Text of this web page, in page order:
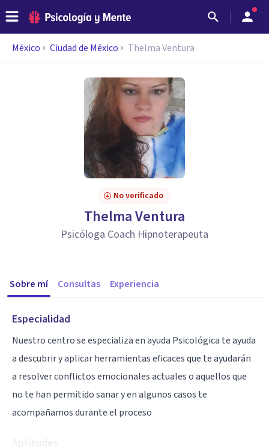
México Ciudad de México Thelma Ventura
No verificado
Thelma Ventura
Psicóloga Coach Hipnoterapeuta
Sobre mí Consultas Experiencia
Especialidad
Nuestro centro se especializa en ayuda Psicológica te ayuda
a descubrir y aplicar herramientas eficaces que te ayudarán
a resolver conflictos emocionales actuales o aquellos que
no te han permitido sanar y en algunos casos te
acompañamos durante el proceso